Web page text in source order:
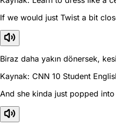
If we would just Twist a bit
Biraz daha yakın dönersek,
Kaynak: CNN 10 Student
And she kinda just popped